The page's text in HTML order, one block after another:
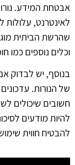
לאינטרנט, עלולות
שהרשת הביתית
וכלים נוספים כמו
בנוסף, יש לבדוק
של הנורות.
חשובים שיכולים
להיות מודעים
להבטיח חווית